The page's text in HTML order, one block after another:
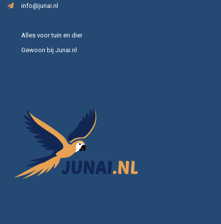
info@junai.nl
Alles voor tuin en dier
Gewoon bij Junai.nl